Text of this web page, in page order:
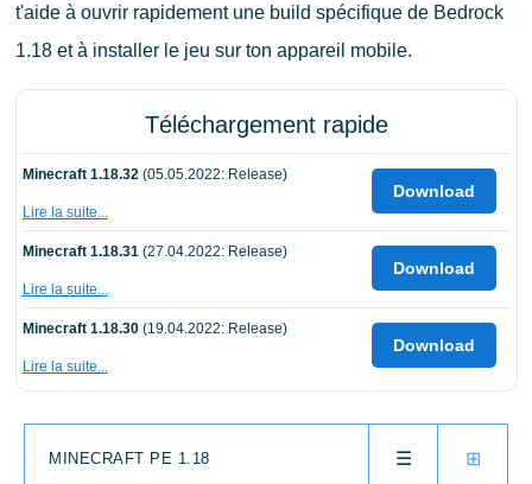
t'aide à ouvrir rapidement une build spécifique de Bedrock
1.18 et à installer le jeu sur ton appareil mobile.
Téléchargement rapide
Minecraft 1.18.32 (05.05.2022: Release)
Lire la suite...
Download
Minecraft 1.18.31 (27.04.2022: Release)
Lire la suite...
Download
Minecraft 1.18.30(19.04.2022: Release)
Lire la suite...
Download
⊞
☰
MINECRAFT PE 1.18